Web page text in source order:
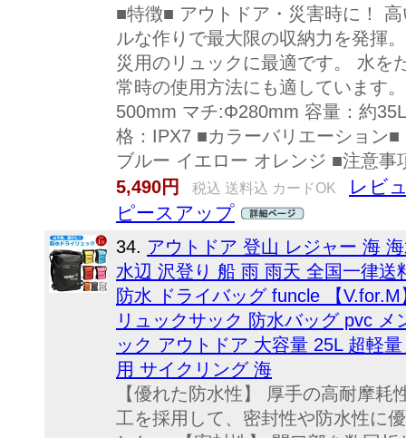
■特徴■ アウトドア・災害時に！
ルな作りで最大限の収納力を発揮
災用のリュックに最適です。 水を
常時の使用方法にも適しています
500mm マチ:Φ280mm 容量：約
格：IPX7 ■カラーバリエーション
ブルー イエロー オレンジ ■注意事
5,490円
税込 送料込 カードOK
レビ
ピースアップ
34. アウトドア 登山 レジャー 海
水辺 沢登り 船 雨 雨天 全国一律
防水 ドライバッグ funcle 【
リュックサック 防水バッグ pvc
ック アウトドア 大容量 25L 超軽
用 サイクリング 海
【優れた防水性】 厚手の高耐摩
工を採用して、密封性や防水性に